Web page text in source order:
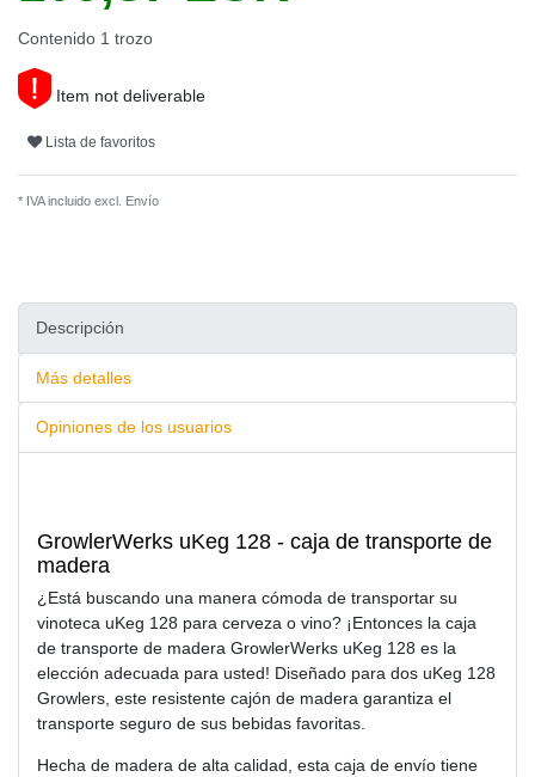
Contenido 1 trozo
Item not deliverable
Lista de favoritos
* IVA incluido excl. Envío
Descripción
Más detalles
Opiniones de los usuarios
GrowlerWerks uKeg 128 - caja de transporte de
madera
¿Está buscando una manera cómoda de transportar su
vinoteca uKeg 128 para cerveza o vino? ¡Entonces la caja
de transporte de madera GrowlerWerks uKeg 128 es la
elección adecuada para usted! Diseñado para dos uKeg 128
Growlers, este resistente cajón de madera garantiza el
transporte seguro de sus bebidas favoritas.
Hecha de madera de alta calidad, esta caja de envío tiene